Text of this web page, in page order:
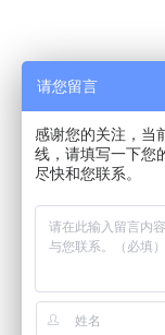
请您留言
感谢您的关注，当
线，请填写一下您
尽快和您联系。